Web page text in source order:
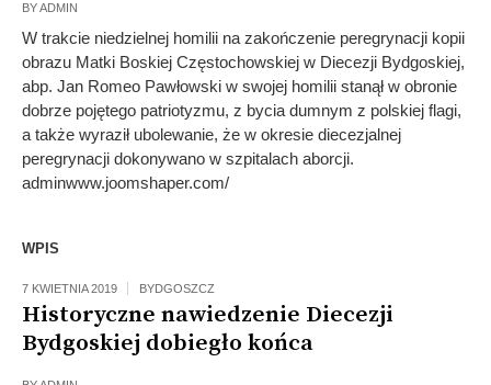
BYADMIN
W trakcie niedzielnej homilii na zakończenie peregrynacji kopii
obrazu Matki Boskiej Częstochowskiej w Diecezji Bydgoskiej,
abp. Jan Romeo Pawłowski w swojej homilii stanął w obronie
dobrze pojętego patriotyzmu, z bycia dumnym z polskiej flagi,
a także wyraził ubolewanie, że w okresie diecezjalnej
peregrynacji dokonywano w szpitalach aborcji.
adminwww.joomshaper.com/
WPIS
7 KWIETNIA 2019 BYDGOSZCZ
Historyczne nawiedzenie Diecezji
Bydgoskiej dobiegło końca